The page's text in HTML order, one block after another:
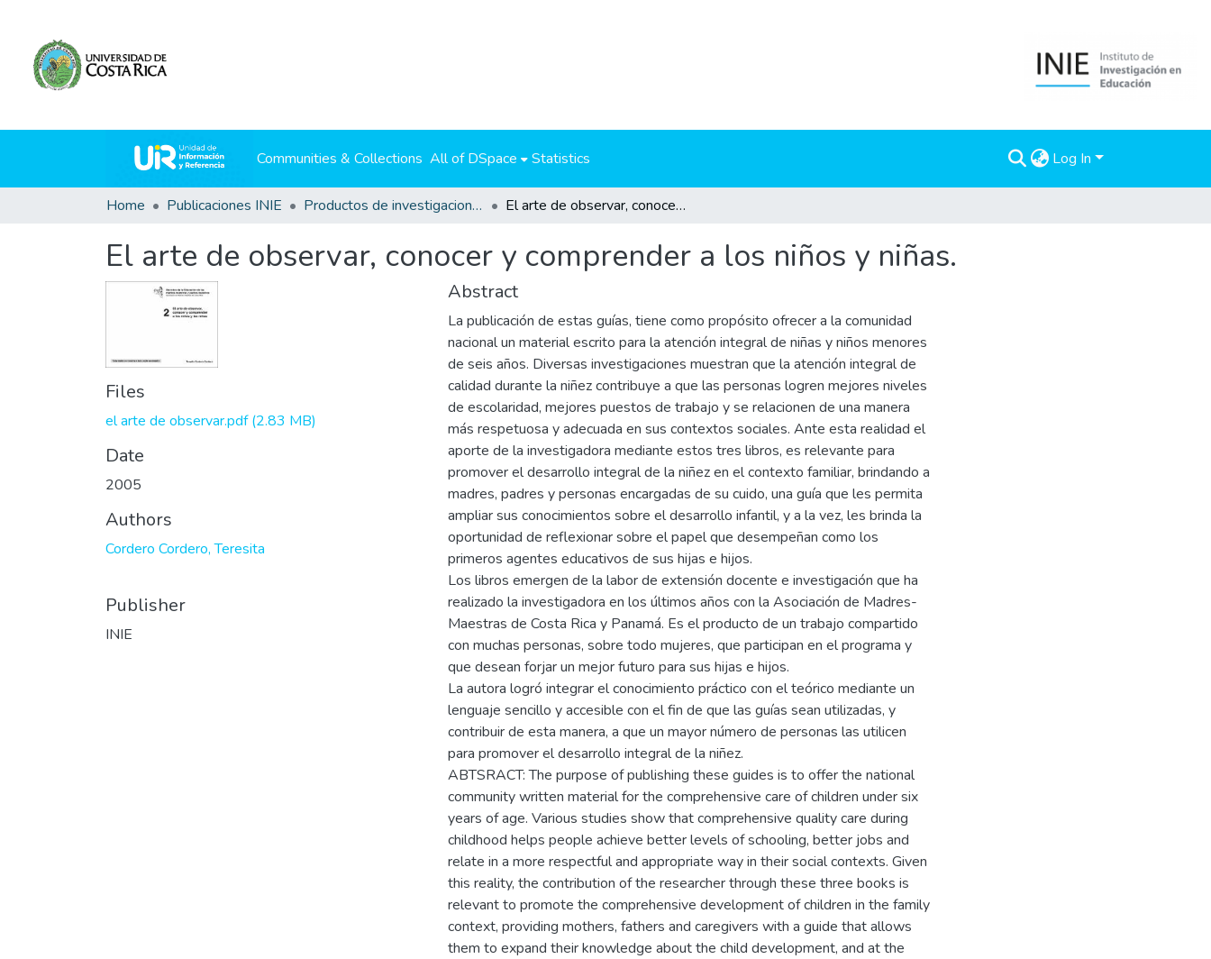
Communities & Collections All of DSpace Statistics Log In
Home Publicaciones INIE Productos de investigaciones El arte de observar, conocer y comprender a los niños y niñas.
El arte de observar, conocer y comprender a los niños y niñas.
Files
el arte de observar.pdf(2.83 MB)
Date
2005
Authors
Cordero Cordero, Teresita
Publisher
INIE
Abstract
La publicación de estas guías, tiene como propósito ofrecer a la comunidad
nacional un material escrito para la atención integral de niñas y niños menores
de seis años. Diversas investigaciones muestran que la atención integral de
calidad durante la niñez contribuye a que las personas logren mejores niveles
de escolaridad, mejores puestos de trabajo y se relacionen de una manera
más respetuosa y adecuada en sus contextos sociales. Ante esta realidad el
aporte de la investigadora mediante estos tres libros, es relevante para
promover el desarrollo integral de la niñez en el contexto familiar, brindando a
madres, padres y personas encargadas de su cuido, una guía que les permita
ampliar sus conocimientos sobre el desarrollo infantil, y a la vez, les brinda la
oportunidad de reflexionar sobre el papel que desempeñan como los
primeros agentes educativos de sus hijas e hijos.
Los libros emergen de la labor de extensión docente e investigación que ha
realizado la investigadora en los últimos años con la Asociación de Madres-
Maestras de Costa Rica y Panamá. Es el producto de un trabajo compartido
con muchas personas, sobre todo mujeres, que participan en el programa y
que desean forjar un mejor futuro para sus hijas e hijos.
La autora logró integrar el conocimiento práctico con el teórico mediante un
lenguaje sencillo y accesible con el fin de que las guías sean utilizadas, y
contribuir de esta manera, a que un mayor número de personas las utilicen
para promover el desarrollo integral de la niñez.
ABTSRACT: The purpose of publishing these guides is to offer the national
community written material for the comprehensive care of children under six
years of age. Various studies show that comprehensive quality care during
childhood helps people achieve better levels of schooling, better jobs and
relate in a more respectful and appropriate way in their social contexts. Given
this reality, the contribution of the researcher through these three books is
relevant to promote the comprehensive development of children in the family
context, providing mothers, fathers and caregivers with a guide that allows
them to expand their knowledge about the child development, and at the